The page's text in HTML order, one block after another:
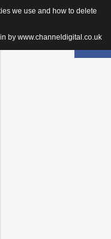
we use and how to delete